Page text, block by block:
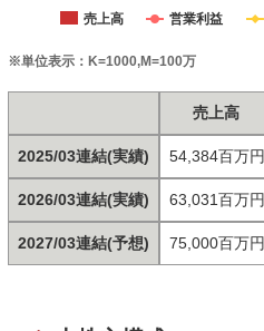
売上高 営業利益
※単位表示：K=1000,M=100万
2025/03連結(実績)
2026/03連結(実績)
2027/03連結(予想)
売上高
54,384百万円
63,031百万円
75,000百万円